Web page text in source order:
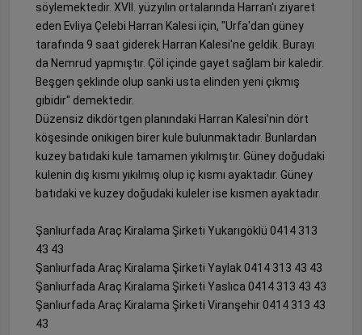
söylemektedir. XVII. yüzyılın ortalarında Harran'ı ziyaret
eden Evliya Çelebi Harran Kalesi için, "Urfa'dan güney
tarafında 9 saat giderek Harran Kalesi'ne geldik. Burayı
da Nemrud yapmıştır. Çöl içinde gayet sağlam bir kaledir.
Beşgen şeklinde olup sanki usta elinden yeni çıkmış
gibidir" demektedir.
Düzensiz dikdörtgen planındaki Harran Kalesi'nin dört
köşesinde onikigen birer kule bulunmaktadır. Bunlardan
kuzey batıdaki kule tamamen yıkılmıştır. Güney doğudaki
kulenin dış kısmı yıkılmış olup iç kısmı ayaktadır. Güney
batıdaki ve kuzey doğudaki kuleler ise kısmen ayaktadır.
Şanlıurfada Araç Kiralama Şirketi Yukarıgöklü 0414 313
43 43
Şanlıurfada Araç Kiralama Şirketi Yaylak 0414 313 43 43
Şanlıurfada Araç Kiralama Şirketi Yaslıca 0414 313 43 43
Şanlıurfada Araç Kiralama Şirketi Viranşehir 0414 313 43
43